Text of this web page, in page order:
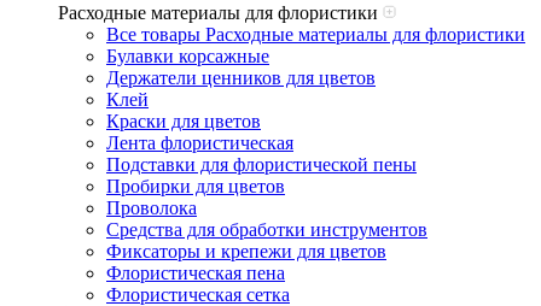
Расходные материалы для флористики
Все товары Расходные материалы для флористики
Булавки корсажные
Держатели ценников для цветов
Клей
Краски для цветов
Лента флористическая
Подставки для флористической пены
Пробирки для цветов
Проволока
Средства для обработки инструментов
Фиксаторы и крепежи для цветов
Флористическая пена
Флористическая сетка